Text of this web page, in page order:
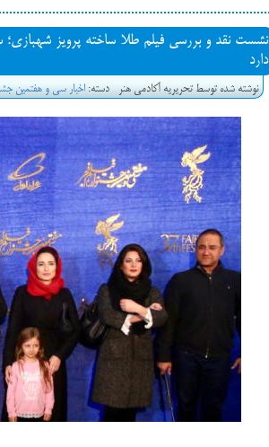
نشست نقد و بررسی فیلم طلا ساخته پرویز شهبازی؛
دارد
نوشته شده توسط تحریریه آکادمی هنر دسته:اخبار سی و هفتمین